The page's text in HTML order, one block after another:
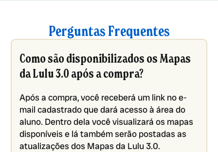
Perguntas Frequentes
Como são disponibilizados os Mapas
da Lulu 3.0 após a compra?
Após a compra, você receberá um link no e-
mail cadastrado que dará acesso à área do
aluno. Dentro dela você visualizará os mapas
disponíveis e lá também serão postadas as
atualizações dos Mapas da Lulu 3.0.